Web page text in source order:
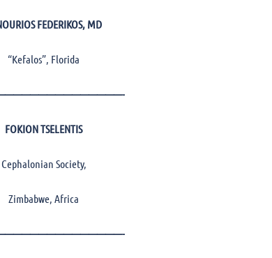
FEDERIKOS, MD
“Kefalos”, Florida
FOKION TSELENTIS
Cephalonian Society,
Zimbabwe, Africa